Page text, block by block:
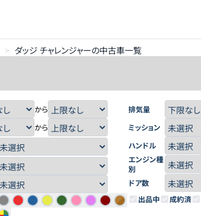
> ダッジ チャレンジャーの中古車一覧
から
から
排気量
ミッション
ハンドル
エンジン種
別
ドア数
出品中
成約済